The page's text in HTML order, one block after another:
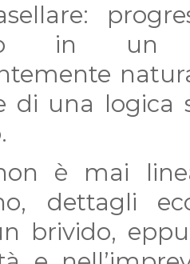
in un
di una logica
non è mai
dettagli
brivido,